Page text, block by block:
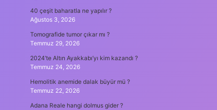
40 çeşit baharatla ne yapılır ?
Ağustos 3, 2026
Tomografide tumor çıkar mı ?
Temmuz 29, 2026
2024’te Altın Ayakkabı’yı kim kazandı ?
Temmuz 24, 2026
Hemolitik anemide dalak büyür mü ?
Temmuz 22, 2026
Adana Reale hangi dolmus gider ?